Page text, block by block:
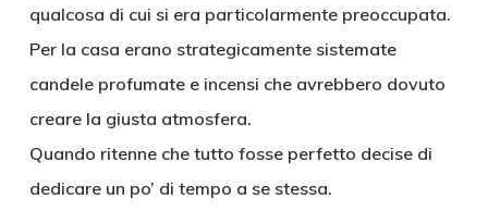
qualcosa di cui si era particolarmente preoccupata.
Per la casa erano strategicamente sistemate
candele profumate e incensi che avrebbero dovuto
creare la giusta atmosfera.
Quando ritenne che tutto fosse perfetto decise di
dedicare un po’ di tempo a se stessa.